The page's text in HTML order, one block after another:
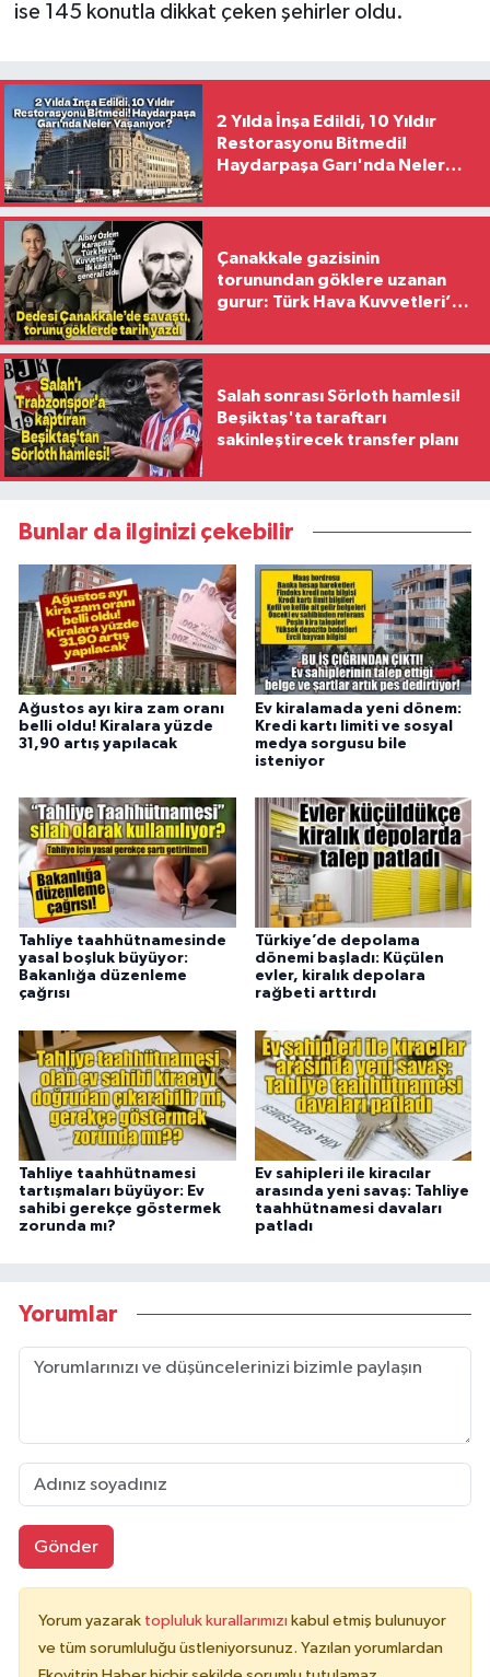
ise 145 konutla dikkat çeken şehirler oldu.
2 Yılda İnşa Edildi, 10 Yıldır
Restorasyonu Bitmedi!
Haydarpaşa Garı'nda Neler
Çanakkale gazisinin
torunundan göklere uzanan
gurur: Türk Hava Kuvvetleri’nin
Salah sonrası Sörloth hamlesi!
Beşiktaş'ta taraftarı
sakinleştirecek transfer planı
Bunlar da ilginizi çekebilir
Ağustos ayı kira zam oranı
belli oldu! Kiralara yüzde
31,90 artış yapılacak
Ev kiralamada yeni dönem:
Kredi kartı limiti ve sosyal
medya sorgusu bile
isteniyor
Tahliye taahhütnamesinde
yasal boşluk büyüyor:
Bakanlığa düzenleme
çağrısı
Türkiye’de depolama
dönemi başladı: Küçülen
evler, kiralık depolara
rağbeti arttırdı
Tahliye taahhütnamesi
tartışmaları büyüyor: Ev
sahibi gerekçe göstermek
zorunda mı?
Ev sahipleri ile kiracılar
arasında yeni savaş: Tahliye
taahhütnamesi davaları
patladı
Yorumlar
Gönder
Yorum yazarak topluluk kurallarımızı kabul etmiş bulunuyor
ve tüm sorumluluğu üstleniyorsunuz. Yazılan yorumlardan